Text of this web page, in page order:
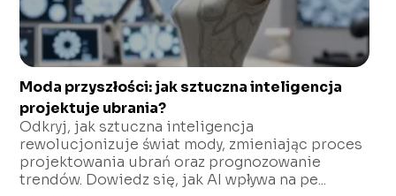
Moda przyszłości: jak sztuczna inteligencja
projektuje ubrania?
Odkryj, jak sztuczna inteligencja
rewolucjonizuje świat mody, zmieniając proces
projektowania ubrań oraz prognozowanie
trendów. Dowiedz się, jak AI wpływa na pe...